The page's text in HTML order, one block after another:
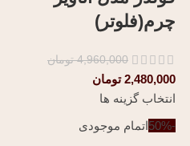
چرم(فلوتر)
4,960,000 تومان
2,480,000 تومان
انتخاب گزینه ها
-50% اتمام موجودی